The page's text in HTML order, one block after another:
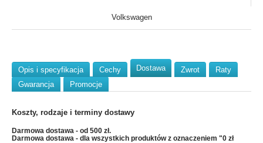
Volkswagen
Opis i specyfikacja Cechy Dostawa Zwrot
Raty
Gwarancja
Promocje
Koszty, rodzaje i terminy dostawy
Darmowa dostawa - od 500 zł.
Darmowa dostawa - dla wszystkich produktów z oznaczeniem "0 zł